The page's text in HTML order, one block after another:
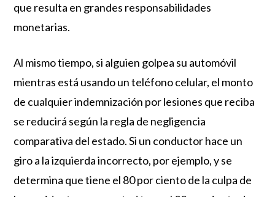
que resulta en grandes responsabilidades
monetarias.
Al mismo tiempo, si alguien golpea su automóvil
mientras está usando un teléfono celular, el monto
de cualquier indemnización por lesiones que reciba
se reducirá según la regla de negligencia
comparativa del estado. Si un conductor hace un
giro a la izquierda incorrecto, por ejemplo, y se
determina que tiene el 80 por ciento de la culpa de